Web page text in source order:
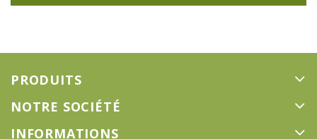
PRODUITS
NOTRE SOCIÉTÉ
INFORMATIONS